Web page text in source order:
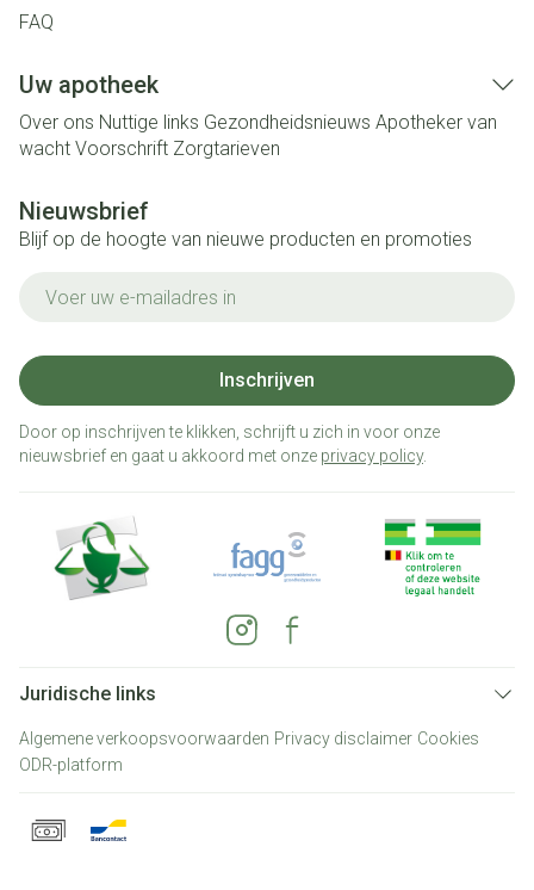
FAQ
Uw apotheek
Over ons Nuttige links Gezondheidsnieuws Apotheker van
wacht Voorschrift Zorgtarieven
Nieuwsbrief
Blijf op de hoogte van nieuwe producten en promoties
Inschrijven
Door op inschrijven te klikken, schrijft u zich in voor onze
nieuwsbrief en gaat u akkoord met onze privacy policy.
Juridische links
Algemene verkoopsvoorwaarden Privacy disclaimer Cookies
ODR-platform